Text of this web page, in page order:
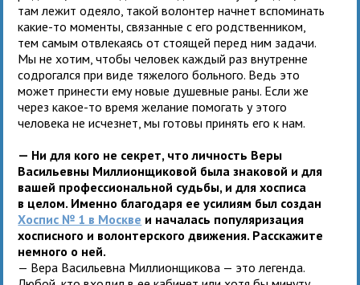
там лежит одеяло, такой волонтер начнет вспоминать
какие-то моменты, связанные с его родственником,
тем самым отвлекаясь от стоящей перед ним задачи.
Мы не хотим, чтобы человек каждый раз внутренне
содрогался при виде тяжелого больного. Ведь это
может принести ему новые душевные раны. Если же
через какое-то время желание помогать у этого
человека не исчезнет, мы готовы принять его к нам.
— Ни для кого не секрет, что личность Веры
Васильевны Миллионщиковой была знаковой и для
вашей профессиональной судьбы, и для хосписа
в целом. Именно благодаря ее усилиям был создан
Хоспис № 1 в Москве и началась популяризация
хосписного и волонтерского движения. Расскажите
немного о ней.
— Вера Васильевна Миллионщикова — это легенда.